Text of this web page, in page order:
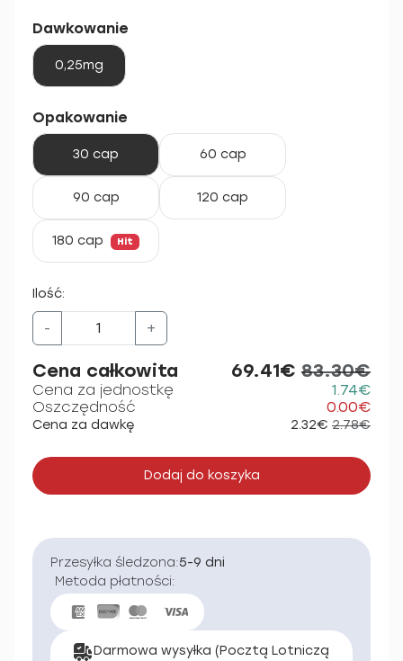
Dawkowanie
0,25mg
Opakowanie
30 cap 60 cap
90 cap 120 cap
180 cap Hit
Ilość:
- +
Cena całkowita 69.41€ 83.30€
Cena za jednostkę
1.74€
Oszczędność
0.00€
Cena za dawkę 2.32€ 2.78€
Dodaj do koszyka
Przesyłka śledzona:5-9 dni
Metoda płatności:
Darmowa wysyłka (Pocztą Lotniczą